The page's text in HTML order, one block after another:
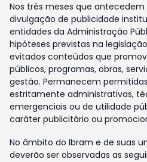
Nos três meses que
divulgação de publicidade
entidades da Administração
hipóteses previstas na
evitados conteúdos que
públicos, programas, obras,
gestão. Permanecem
estritamente administrativas,
emergenciais ou de utilidade
caráter publicitário ou
No âmbito do Ibram e de suas
deverão ser observadas as